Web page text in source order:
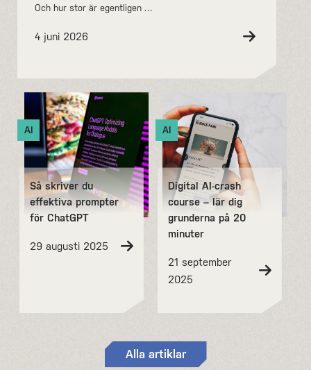
Och hur stor är egentligen …
4 juni 2026
AI
Så skriver du
effektiva prompter
för ChatGPT
29 augusti 2025
AI
Digital AI-crash
course – lär dig
grunderna på 20
minuter
21 september
2025
Alla artiklar